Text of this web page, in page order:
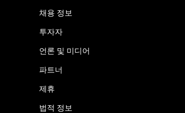
채용 정보
투자자
언론 및 미디어
파트너
제휴
법적 정보